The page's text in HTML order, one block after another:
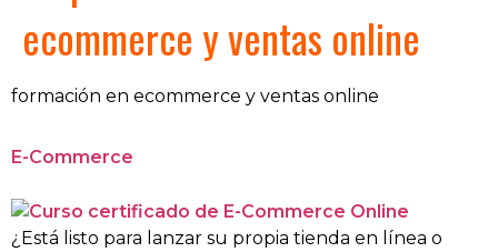
ecommerce y ventas online
formación en ecommerce y ventas online
E-Commerce
¿Está listo para lanzar su propia tienda en línea o